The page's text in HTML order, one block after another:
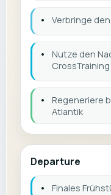
• Verbringe
•
Nutze den
•
Regeneriere
Atlantik
Departure
• Finales